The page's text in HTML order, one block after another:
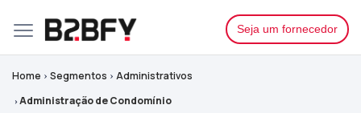
Seja um fornecedor
Home Segmentos
Administrativos
Administração de Condomínio